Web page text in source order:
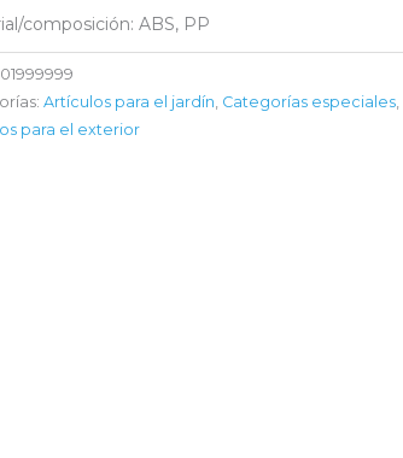
composición: ABS, PP
Artículos para el jardín, Categorías especiales,
para el exterior